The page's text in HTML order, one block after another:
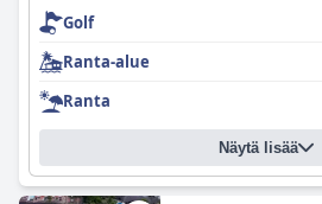
Golf
Ranta-alue
Ranta
Näytä lisää